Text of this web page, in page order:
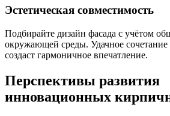
Эстетическая совместимость
Подбирайте дизайн фасада с учётом
окружающей среды. Удачное сочетание
создаст гармоничное впечатление.
Перспективы развития
инновационных